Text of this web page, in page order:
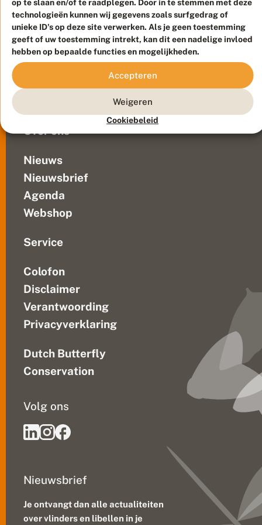
op te slaan en/of te raadplegen. Door in te stemmen met deze
technologieën kunnen wij gegevens zoals surfgedrag of
unieke ID's op deze site verwerken. Als je geen toestemming
geeft of uw toestemming intrekt, kan dit een nadelige invloed
hebben op bepaalde functies en mogelijkheden.
Accepteren
Weigeren
Cookiebeleid
Contact
Veelgestelde vragen
Over ons
Nieuws
Nieuwsbrief
Agenda
Webshop
Service
Colofon
Disclaimer
Verantwoording
Privacyverklaring
Dutch Butterfly
Conservation
Nieuwsbrief
Je ontvangt dan alle actualiteiten
over vlinders en libellen in je
Volg ons
Duurzaam ontwikkeld doorGo2People, ontworpen door
Blue Field Agency
Privacy
Disclaimer